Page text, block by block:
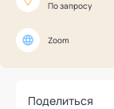
По запросу
Zoom
Поделиться
Поддержка